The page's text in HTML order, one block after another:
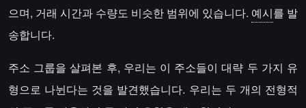
으며, 거래 시간과 수량도 비슷한 범위에 있습니다. 예시를 발
송합니다.
주소 그룹을 살펴본 후, 우리는 이 주소들이 대략 두 가지 유
형으로 나뉜다는 것을 발견했습니다. 우리는 두 개의 전형적